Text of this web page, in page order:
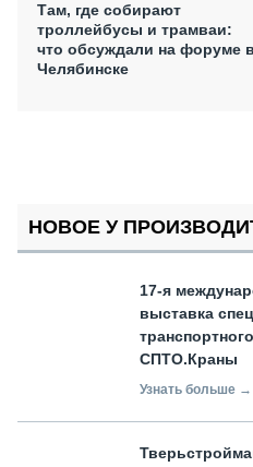
Там, где собирают
троллейбусы и трамваи:
что обсуждали на форуме в
Челябинске
НОВОЕ У
17-я
выставка
СПТО.Краны
Узнать больше →